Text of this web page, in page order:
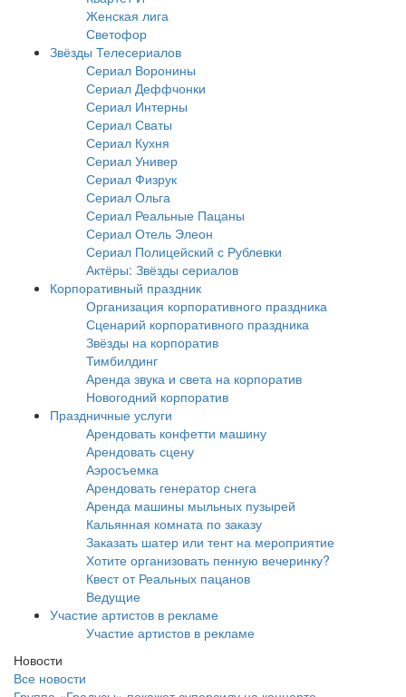
Женская лига
Светофор
Звёзды Телесериалов
Сериал Воронины
Сериал Деффчонки
Сериал Интерны
Сериал Сваты
Сериал Кухня
Сериал Универ
Сериал Физрук
Сериал Ольга
Сериал Реальные Пацаны
Сериал Отель Элеон
Сериал Полицейский с Рублевки
Актёры: Звёзды сериалов
Корпоративный праздник
Организация корпоративного праздника
Сценарий корпоративного праздника
Звёзды на корпоратив
Тимбилдинг
Аренда звука и света на корпоратив
Новогодний корпоратив
Праздничные услуги
Арендовать конфетти машину
Арендовать сцену
Аэросъемка
Арендовать генератор снега
Аренда машины мыльных пузырей
Кальянная комната по заказу
Заказать шатер или тент на мероприятие
Хотите организовать пенную вечеринку?
Квест от Реальных пацанов
Ведущие
Участие артистов в рекламе
Участие артистов в рекламе
Новости
Все новости